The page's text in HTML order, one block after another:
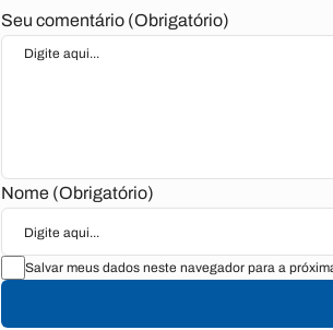
Seu comentário (Obrigatório)
Nome (Obrigatório)
Salvar meus dados neste navegador para a